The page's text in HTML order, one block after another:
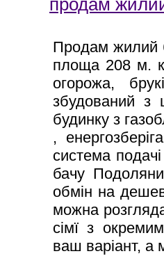
продам
Продам жилий
площа 208 м.
огорожа,
збудований з
будинку з
,
система
бачу
обмін на
можна
сімї з
ваш варіант, а